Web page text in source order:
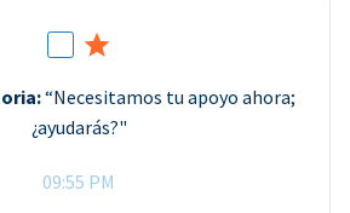
“Necesitamos tu apoyo ahora;
¿ayudarás?"
09:55 PM